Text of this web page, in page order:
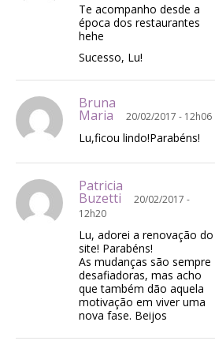
Te acompanho desde a
época dos restaurantes
hehe
Sucesso, Lu!
Bruna
Maria 20/02/2017 - 12h06
Lu,ficou lindo!Parabéns!
Patricia
Buzetti
20/02/2017 -
12h20
Lu, adorei a renovação do
site! Parabéns!
As mudanças são sempre
desafiadoras, mas acho
que também dão aquela
motivação em viver uma
nova fase. Beijos